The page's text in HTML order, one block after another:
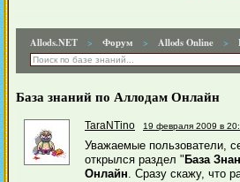
Allods.NET > Форум > Allods Online >
База знаний по Аллодам Онлайн
TaraNTino 19 февраля 2009 в
Уважаемые пользователи,
открылся раздел "База
Онлайн . Сразу скажу, что